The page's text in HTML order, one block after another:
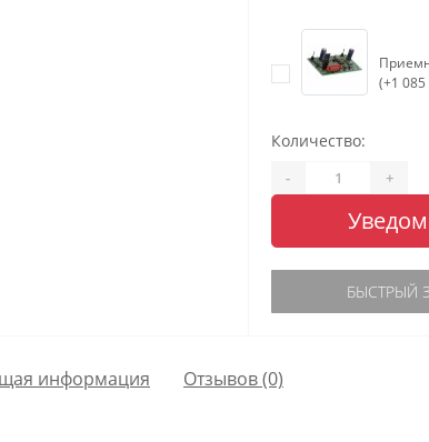
(+1 085
Количество:
- +
БЫСТРЫЙ
информация Отзывов (0)